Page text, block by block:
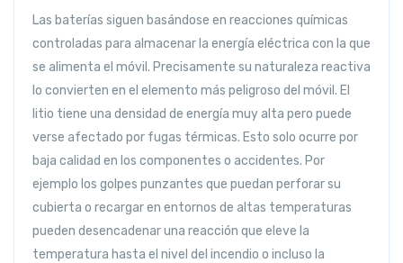
Las baterías siguen basándose en reacciones químicas
controladas para almacenar la energía eléctrica con la que
se alimenta el móvil. Precisamente su naturaleza reactiva
lo convierten en el elemento más peligroso del móvil. El
litio tiene una densidad de energía muy alta pero puede
verse afectado por fugas térmicas. Esto solo ocurre por
baja calidad en los componentes o accidentes. Por
ejemplo los golpes punzantes que puedan perforar su
cubierta o recargar en entornos de altas temperaturas
pueden desencadenar una reacción que eleve la
temperatura hasta el nivel del incendio o incluso la